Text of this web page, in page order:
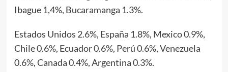
Ibague 1,4%, Bucaramanga 1.3%.
Estados Unidos 2.6%, España 1.8%, Mexico 0.9%,
Chile 0.6%, Ecuador 0.6%, Perú 0.6%, Venezuela
0.6%, Canada 0.4%, Argentina 0.3%.